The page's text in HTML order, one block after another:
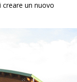
creare un nuovo